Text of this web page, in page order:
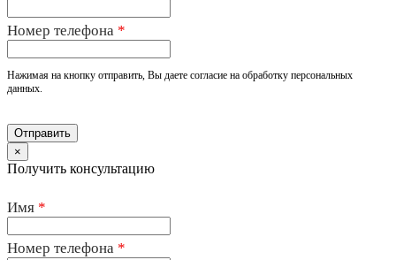
Номер телефона *
Нажимая на кнопку отправить, Вы даете согласие на обработку персональных
данных.
×
Получить консультацию
Имя *
Номер телефона *